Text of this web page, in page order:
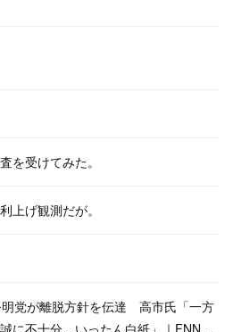
を受けてみた。
上げ観測だが。
明党が離脱方針を伝達 高市氏「一方
に不十分…いったん白紙」｜FNN…